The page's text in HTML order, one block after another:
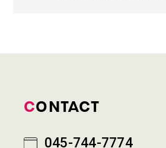
CONTACT
045-744-7774